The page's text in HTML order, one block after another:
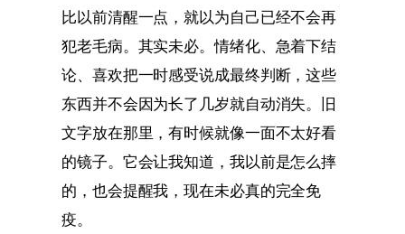
比以前清醒一点，就以为自己已经不会再
犯老毛病。其实未必。情绪化、急着下结
论、喜欢把一时感受说成最终判断，这些
东西并不会因为长了几岁就自动消失。旧
文字放在那里，有时候就像一面不太好看
的镜子。它会让我知道，我以前是怎么摔
的，也会提醒我，现在未必真的完全免
疫。